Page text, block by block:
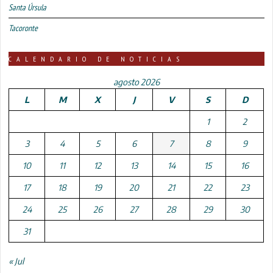
Santa Úrsula
Tacoronte
CALENDARIO DE NOTICIAS
agosto 2026
L
M X J V S D
1 2
3 4 5 6 7 8 9
10 11 12 13 14 15 16
17 18 19 20 21 22 23
24 25 26 27 28 29 30
31
« Jul